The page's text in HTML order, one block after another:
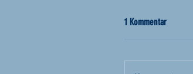
1 Kommentar